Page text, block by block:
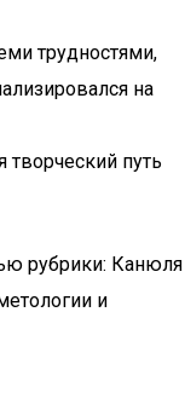
трудностями,
на
творческий путь
рубрики: Канюля
и